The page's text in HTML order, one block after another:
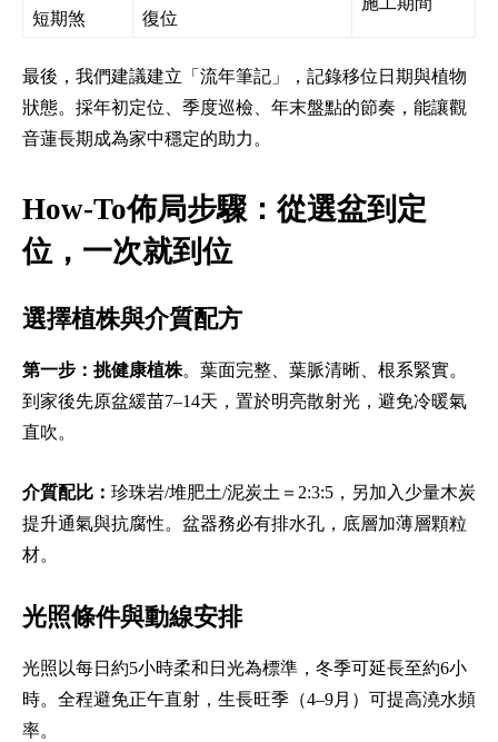
短期煞
復位
最後，我們建議建立「流年筆記」，記錄移位日期與植物
狀態。採年初定位、季度巡檢、年末盤點的節奏，能讓觀
音蓮長期成為家中穩定的助力。
How-To佈局步驟：從選盆到定
位，一次就到位
選擇植株與介質配方
第一步：挑健康植株。葉面完整、葉脈清晰、根系緊實。
到家後先原盆緩苗7–14天，置於明亮散射光，避免冷暖氣
直吹。
介質配比： 珍珠岩/堆肥土/泥炭土＝2:3:5，另加入少量木炭
提升通氣與抗腐性。盆器務必有排水孔，底層加薄層顆粒
材。
光照條件與動線安排
光照以每日約5小時柔和日光為標準，冬季可延長至約6小
時。全程避免正午直射，生長旺季（4–9月）可提高澆水頻
率。